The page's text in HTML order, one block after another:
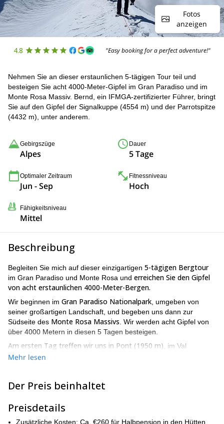
Fotos
anzeigen
4.8 "Easy booking for a perfect adventure!"
Nehmen Sie an dieser erstaunlichen 5-tägigen Tour teil und
besteigen Sie acht 4000-Meter-Gipfel im Gran Paradiso und im
Monte Rosa Massiv. Bernd, ein IFMGA-zertifizierter Führer, bringt
Sie auf den Gipfel der Signalkuppe (4554 m) und der Parrotspitze
(4432 m), unter anderem.
Gebirgszüge
Alpes
Dauer
5 Tage
Optimaler Zeitraum
Jun - Sep
Fitnessniveau
Hoch
Fähigkeitsniveau
Mittel
Beschreibung
Begleiten Sie mich auf dieser einzigartigen 5-tägigen Bergtour
im Gran Paradiso und Monte Rosa und erreichen Sie den Gipfel
von acht erstaunlichen 4000-Meter-Bergen.
Wir beginnen im Gran Paradiso Nationalpark , umgeben von
seiner großartigen Landschaft, und begeben uns dann zur
Südseite des Monte Rosa Massivs . Wir werden acht Gipfel von
über 4000 Metern in diesen 5 Tagen besteigen.
Am ersten Tag treffen wir uns in Pont (1950 m) , im Val
Savarenche, im Aostatal. Von dort aus steigen wir zur
Am zweiten Tag erreichen wir den Gipfel des
Pyramide (4215 m), Balmenhorn (4167 m), Schwarzhorn (4321
m) und Ludwigshöhe (4341 m). Wir erreichen auch den Gipfel
Mehr lesen
Der Preis beinhaltet
Preisdetails
Zusätzliche Kosten: Ca. €260 für Halbpension in den Hütten